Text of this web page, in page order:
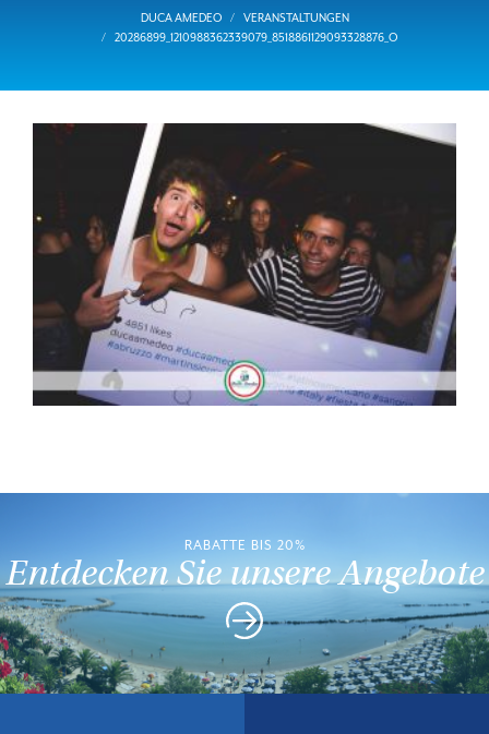
DUCA AMEDEO
VERANSTALTUNGEN
20286899_1210988362339079_8518861129093328876_O
RABATTE BIS 20%
Entdecken Sie unsere Angebote